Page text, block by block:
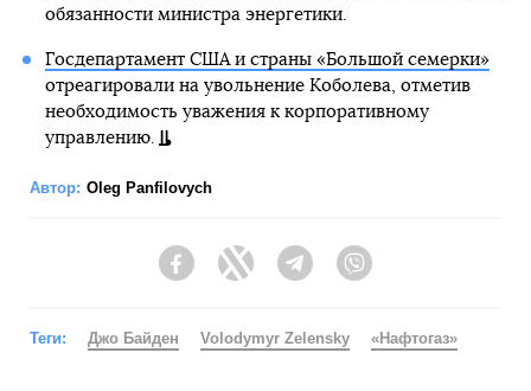
обязанности министра энергетики.
Госдепартамент США и страны «Большой семерки»
отреагировали на увольнение Коболева, отметив
необходимость уважения к корпоративному
управлению.
Автор: Oleg Panfilovych
FacebookTwitter Telegram
Теги: Джо Байден Volodymyr Zelensky «Нафтогаз»